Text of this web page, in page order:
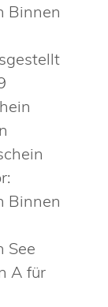
Binnen
Binnen
See
A für